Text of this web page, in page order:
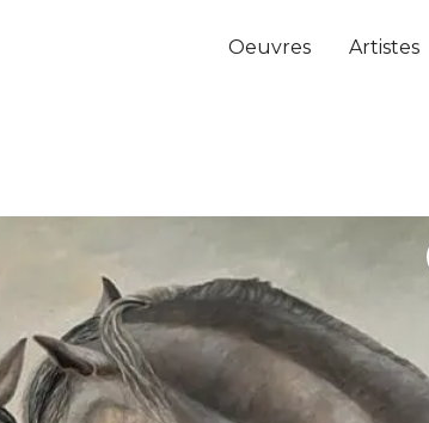
Oeuvres Artistes